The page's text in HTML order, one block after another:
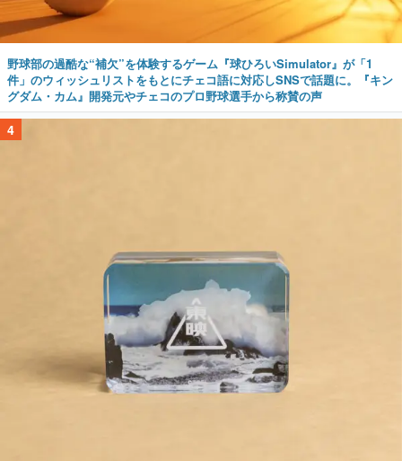
野球部の過酷な“補欠”を体験するゲーム『球ひろいSimulator』が「1
件」のウィッシュリストをもとにチェコ語に対応しSNSで話題に。『キン
グダム・カム』開発元やチェコのプロ野球選手から称賛の声
4